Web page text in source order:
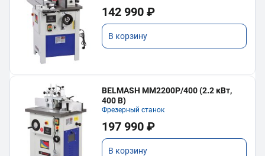
142 990 ₽
В корзину
BELMASH MM2200P/400 (2.2 кВт,
400 В)
Фрезерный станок
197 990 ₽
В корзину